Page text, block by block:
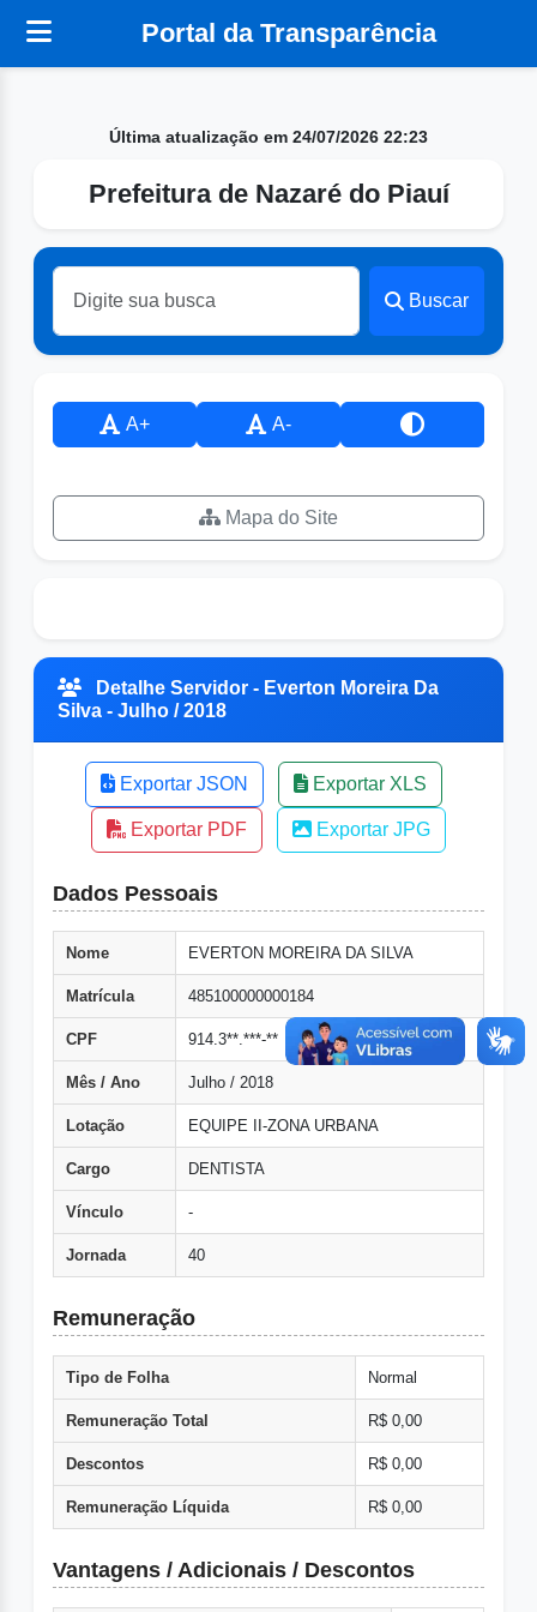
Portal da Transparência
Última atualização em 24/07/2026 22:23
Prefeitura de Nazaré do Piauí
Buscar
A+ A-
Mapa do Site
Detalhe Servidor - Everton Moreira Da
Silva - Julho / 2018
Exportar JSON Exportar XLS
Exportar PDF Exportar JPG
Dados Pessoais
Nome EVERTON MOREIRA DA SILVA
Matrícula 485100000000184
CPF 914.3**.***-**
Mês / Ano Julho / 2018
Lotação EQUIPE II-ZONA URBANA
Cargo DENTISTA
Vínculo -
Jornada 40
Remuneração
Tipo de Folha Normal
Remuneração Total R$ 0,00
Descontos R$ 0,00
Remuneração Líquida R$ 0,00
Vantagens / Adicionais / Descontos